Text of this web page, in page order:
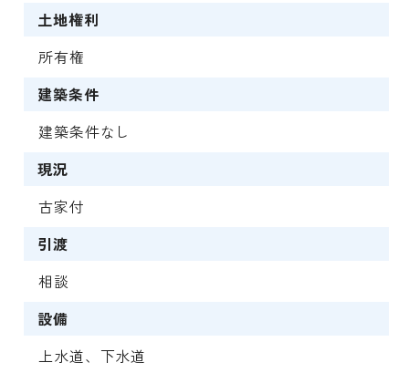
土地権利
所有権
建築条件
建築条件なし
現況
古家付
引渡
相談
設備
上水道、下水道